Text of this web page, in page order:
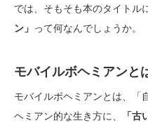
では、そもそも本のタイトル
ン」 って何なんでしょうか。
モバイルボヘミアンと
モバイルボヘミアンとは、「
ヘミアン的な生き方に、
「